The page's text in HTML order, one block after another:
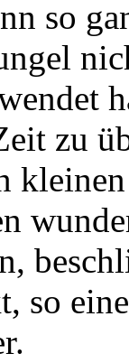
so
zu
so